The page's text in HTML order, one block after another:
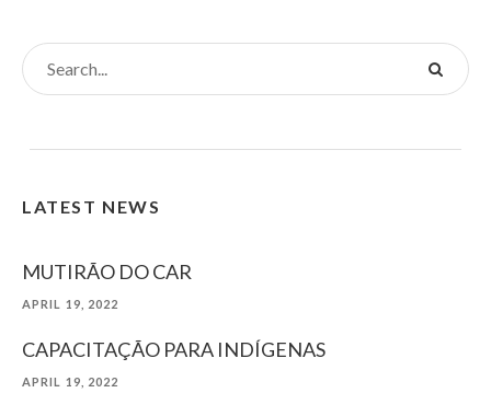
LATEST NEWS
MUTIRÃO DO CAR
APRIL 19, 2022
CAPACITAÇÃO PARA INDÍGENAS
APRIL 19, 2022